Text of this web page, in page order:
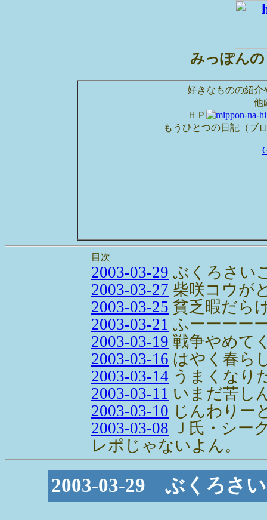
みっぽん
好きなものの紹介
他
ＨＰ
もうひとつの日記（ブ
目次
2003-03-29 ぶくろさい
2003-03-27 柴咲コウが
2003-03-25 貧乏暇だら
2003-03-21 ふーーーー
2003-03-19 戦争やめて
2003-03-16 はやく春ら
2003-03-14 うまくなり
2003-03-11 いまだ苦し
2003-03-10 じんわりー
2003-03-08 Ｊ氏・シー
レポじゃないよん。
2003-03-29 ぶくろさ